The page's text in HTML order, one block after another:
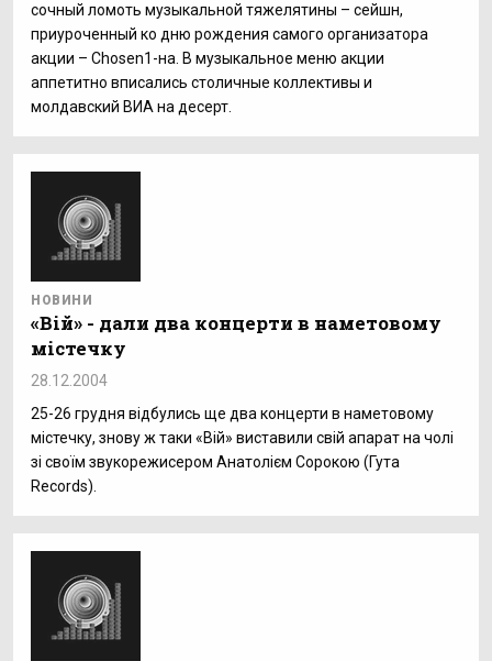
сочный ломоть музыкальной тяжелятины – сейшн,
приуроченный ко дню рождения самого организатора
акции – Chosen1-на. В музыкальное меню акции
аппетитно вписались столичные коллективы и
молдавский ВИА на десерт.
НОВИНИ
«Вій» - дали два концерти в наметовому
містечку
28.12.2004
25-26 грудня відбулись ще два концерти в наметовому
містечку, знову ж таки «Вій» виставили свій апарат на чолі
зі своїм звукорежисером Анатолієм Сорокою (Гута
Records).